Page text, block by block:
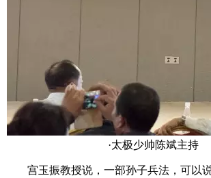
·太极少帅陈斌主持
宫玉振教授说，一部孙子兵法，可以说